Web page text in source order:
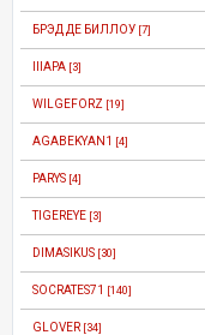
БРЭД ДЕ БИЛЛОУ [7]
IIIAPA [3]
WILGEFORZ [19]
AGABEKYAN1 [4]
PARYS [4]
TIGEREYE [3]
DIMASIKUS [30]
SOCRATES71 [140]
GLOVER [34]